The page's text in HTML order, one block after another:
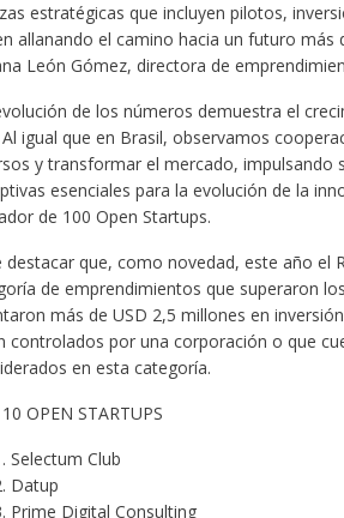
estratégicas que incluyen pilotos,
allanando el camino hacia un futuro
León Gómez, directora de
de los números demuestra el
Al igual que en Brasil, observamos
y transformar el mercado,
esenciales para la evolución de la
de 100 Open Startups.
destacar que, como novedad, este año el
de emprendimientos que superaron
más de USD 2,5 millones en
controlados por una corporación o que
en esta categoría.
OPEN STARTUPS
Selectum Club
Datup
Prime Digital Consulting